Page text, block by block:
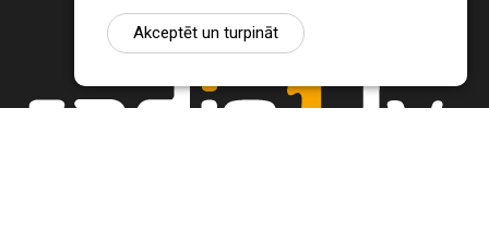
Akceptēt un turpināt